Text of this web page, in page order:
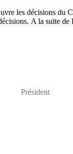
les décisions du
A la suite
Président